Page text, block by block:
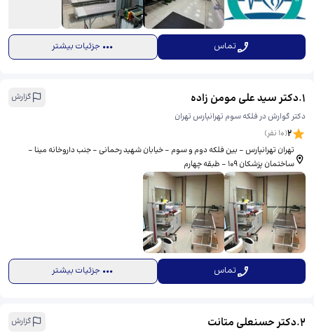
تماس جزئیات بیشتر
1
.دکتر سید علی مومن زاده
گزارش
دکتر گوارش در فلکه سوم تهرانپارس تهران
2
(
10 نفر)
تهران تهرانپارس - بین فلکه دوم و سوم - خیابان شهید رحمانی - جنب داروخانه مینا -
ساختمان پزشکان 109 - طبقه چهارم
تماس جزئیات بیشتر
2
.دکتر حسنعلی متانت
گزارش